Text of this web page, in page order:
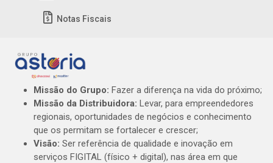
Notas Fiscais
Missão do Grupo: Fazer a diferença na vida do próximo;
Missão da Distribuidora: Levar, para empreendedores
regionais, oportunidades de negócios e conhecimento
que os permitam se fortalecer e crescer;
Visão: Ser referência de qualidade e inovação em
serviços FIGITAL (físico + digital), nas área em que